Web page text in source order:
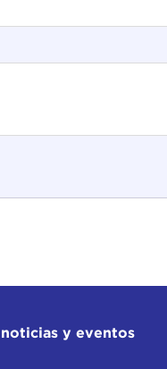
noticias y eventos